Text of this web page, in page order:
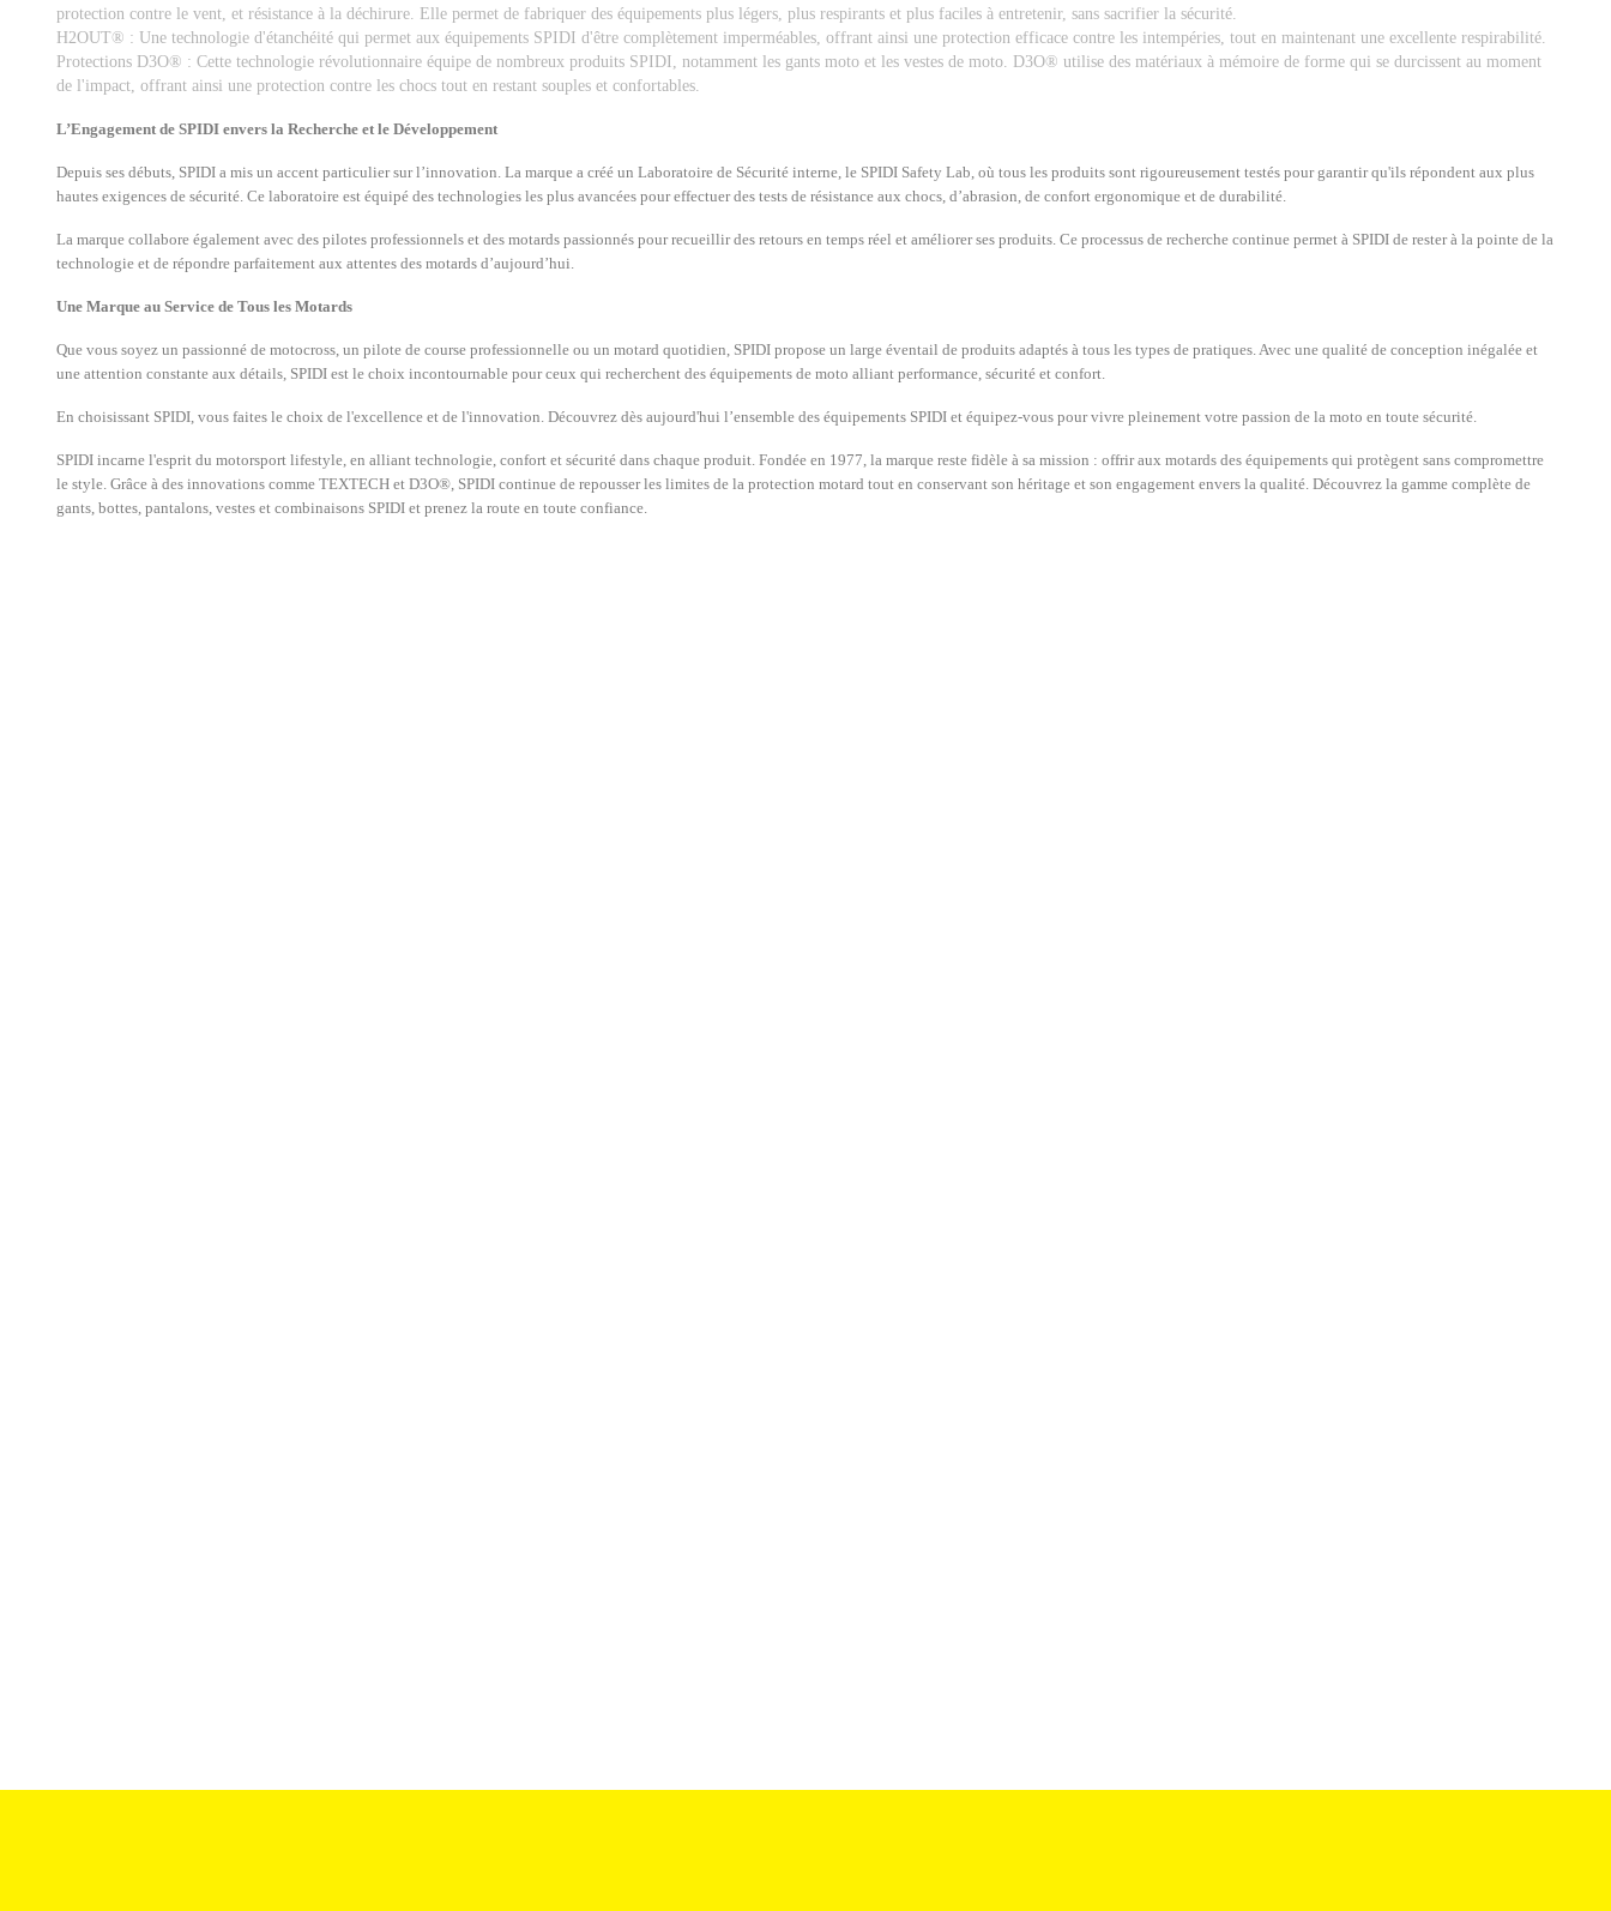
protection contre le vent, et résistance à la déchirure. Elle permet de fabriquer des équipements plus légers, plus respirants et plus faciles à entretenir, sans sacrifier la sécurité.
H2OUT® : Une technologie d'étanchéité qui permet aux équipements SPIDI d'être complètement imperméables, offrant ainsi une protection efficace contre les intempéries, tout en maintenant une excellente respirabilité.
Protections D3O® : Cette technologie révolutionnaire équipe de nombreux produits SPIDI, notamment les gants moto et les vestes de moto. D3O® utilise des matériaux à mémoire de forme qui se durcissent au moment
de l'impact, offrant ainsi une protection contre les chocs tout en restant souples et confortables.
L’Engagement de SPIDI envers la Recherche et le Développement
Depuis ses débuts, SPIDI a mis un accent particulier sur l’innovation. La marque a créé un Laboratoire de Sécurité interne, le SPIDI Safety Lab, où tous les produits sont rigoureusement testés pour garantir qu'ils répondent aux plus
hautes exigences de sécurité. Ce laboratoire est équipé des technologies les plus avancées pour effectuer des tests de résistance aux chocs, d’abrasion, de confort ergonomique et de durabilité.
La marque collabore également avec des pilotes professionnels et des motards passionnés pour recueillir des retours en temps réel et améliorer ses produits. Ce processus de recherche continue permet à SPIDI de rester à la pointe de la
technologie et de répondre parfaitement aux attentes des motards d’aujourd’hui.
Une Marque au Service de Tous les Motards
Que vous soyez un passionné de motocross, un pilote de course professionnelle ou un motard quotidien, SPIDI propose un large éventail de produits adaptés à tous les types de pratiques. Avec une qualité de conception inégalée et
une attention constante aux détails, SPIDI est le choix incontournable pour ceux qui recherchent des équipements de moto alliant performance, sécurité et confort.
En choisissant SPIDI, vous faites le choix de l'excellence et de l'innovation. Découvrez dès aujourd'hui l’ensemble des équipements SPIDI et équipez-vous pour vivre pleinement votre passion de la moto en toute sécurité.
SPIDI incarne l'esprit du motorsport lifestyle, en alliant technologie, confort et sécurité dans chaque produit. Fondée en 1977, la marque reste fidèle à sa mission : offrir aux motards des équipements qui protègent sans compromettre
le style. Grâce à des innovations comme TEXTECH et D3O®, SPIDI continue de repousser les limites de la protection motard tout en conservant son héritage et son engagement envers la qualité. Découvrez la gamme complète de
gants, bottes, pantalons, vestes et combinaisons SPIDI et prenez la route en toute confiance.